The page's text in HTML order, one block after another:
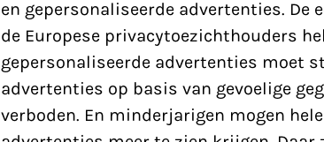
en gepersonaliseerde advertenties. De
de Europese privacytoezichthouders
gepersonaliseerde advertenties moet
advertenties op basis van gevoelige
verboden. En minderjarigen mogen